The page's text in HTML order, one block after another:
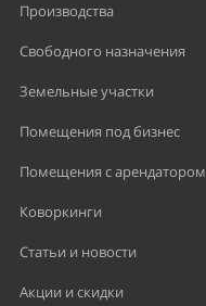
Производства
Свободного назначения
Земельные участки
Помещения под бизнес
Помещения с арендатором
Коворкинги
Статьи и новости
Акции и скидки